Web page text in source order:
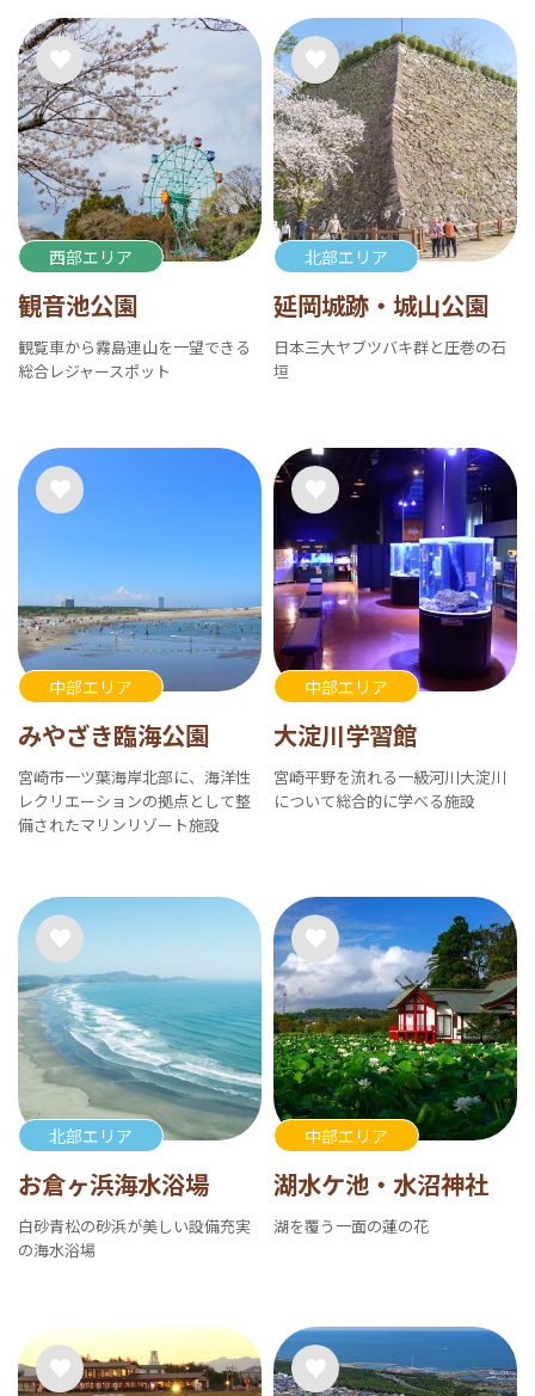
西部エリア
観音池公園
観覧車から霧島連山を一望できる
総合レジャースポット
北部エリア
延岡城跡・城山公園
日本三大ヤブツバキ群と圧巻の石
垣
中部エリア
みやざき臨海公園
宮崎市一ツ葉海岸北部に、海洋性
レクリエーションの拠点として整
備されたマリンリゾート施設
中部エリア
大淀川学習館
宮崎平野を流れる一級河川大淀川
について総合的に学べる施設
北部エリア
お倉ヶ浜海水浴場
白砂青松の砂浜が美しい設備充実
の海水浴場
中部エリア
湖水ケ池・水沼神社
湖を覆う一面の蓮の花